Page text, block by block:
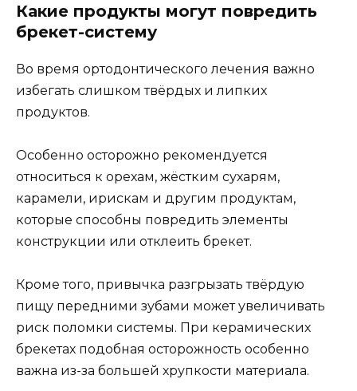
Какие продукты могут повредить
брекет-систему
Во время ортодонтического лечения важно
избегать слишком твёрдых и липких
продуктов.
Особенно осторожно рекомендуется
относиться к орехам, жёстким сухарям,
карамели, ирискам и другим продуктам,
которые способны повредить элементы
конструкции или отклеить брекет.
Кроме того, привычка разгрызать твёрдую
пищу передними зубами может увеличивать
риск поломки системы. При керамических
брекетах подобная осторожность особенно
важна из-за большей хрупкости материала.